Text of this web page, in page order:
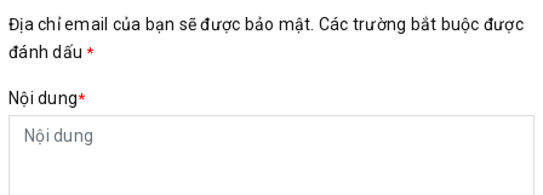
Địa chỉ email của bạn sẽ được bảo mật. Các trường bắt buộc được
đánh dấu*
Nội dung*